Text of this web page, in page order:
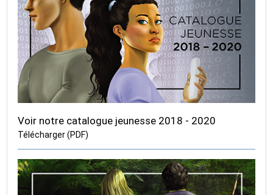
Voir notre catalogue jeunesse 2018 - 2020
Télécharger (PDF)